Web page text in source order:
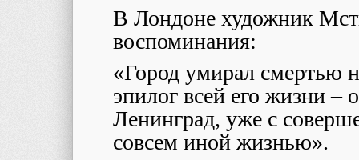
В Лондоне художник
воспоминания:
«Город умирал смертью
эпилог всей его жизни –
Ленинград, уже с
совсем иной жизнью».